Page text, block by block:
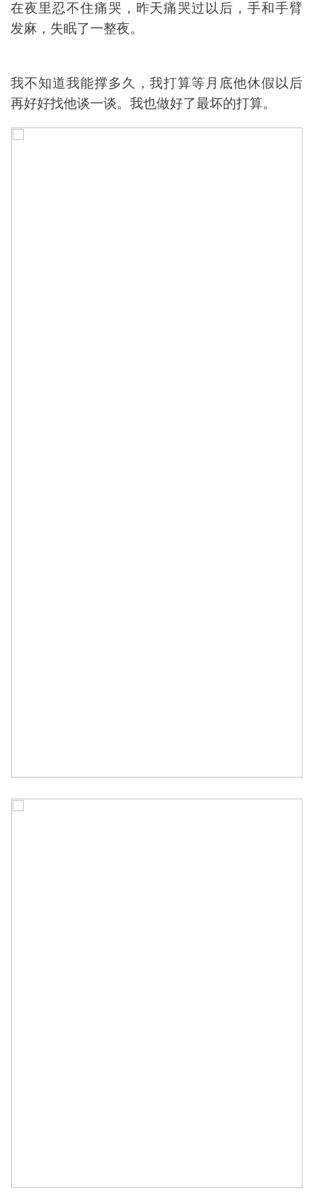
在夜里忍不住痛哭，昨天痛哭过以后，手和手臂
发麻，失眠了一整夜。
我不知道我能撑多久，我打算等月底他休假以后
再好好找他谈一谈。我也做好了最坏的打算。